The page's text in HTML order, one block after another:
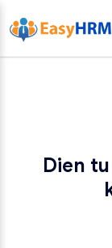
Dien